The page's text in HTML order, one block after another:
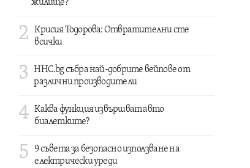
жилище?
2
Крисия Тодорова: Отвратителни сте
всички
3
HHC.bg събра най-добрите вейпове от
различни производители
4 Каква функция извършват авто
биалетките?
5
9 съвета за безопасно използване на
електрически уреди